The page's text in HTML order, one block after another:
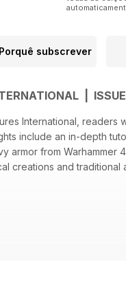
Porquê subscrever
|
International,
include an in-depth
armor from
creations and traditional